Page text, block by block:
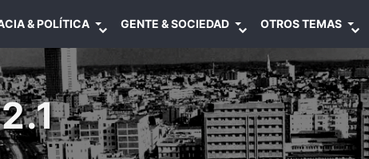
& POLÍTICA GENTE & SOCIEDAD OTROS TEMAS